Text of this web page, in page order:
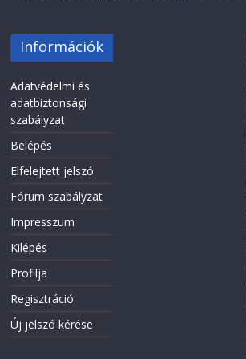
Információk
Adatvédelmi és
adatbiztonsági
szabályzat
Belépés
Elfelejtett jelszó
Fórum szabályzat
Impresszum
Kilépés
Profilja
Regisztráció
Új jelszó kérése